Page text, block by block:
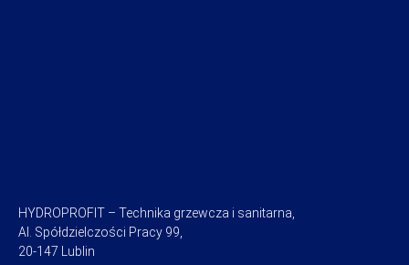
HYDROPROFIT – Technika grzewcza i sanitarna,
Al. Spółdzielczości Pracy 99,
20-147 Lublin